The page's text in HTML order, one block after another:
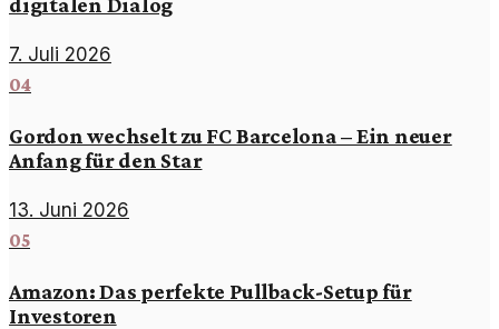
7. Juli 2026
04
Gordon wechselt zu FC Barcelona – Ein neuer
Anfang für den Star
13. Juni 2026
05
Amazon: Das perfekte Pullback-Setup für
Investoren